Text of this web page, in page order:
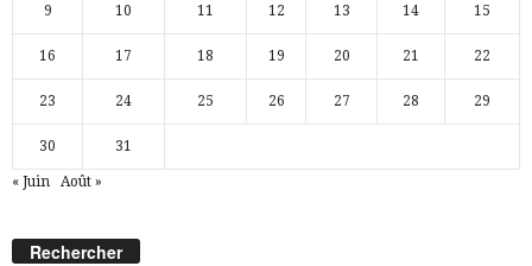
9 10 11 12 13 14 15
16 17 18 19 20 21 22
23 24 25 26 27 28 29
30 31
« Juin Août »
Rechercher